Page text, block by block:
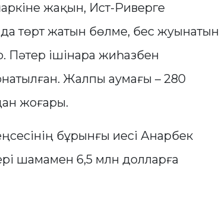
жақын, Ист-Риверге
төрт жатын бөлме, бес жуынатын
Пәтер ішінара жиһазбен
Жалпы аумағы – 280
жоғары.
бұрынғы иесі Анарбек
шамамен 6,5 млн долларға